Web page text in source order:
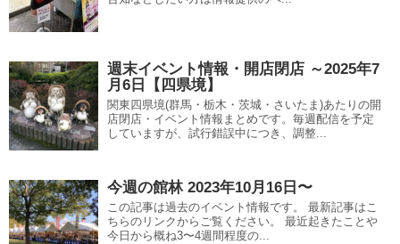
週末イベント情報・開店閉店 ～2025年7
月6日【四県境】
関東四県境(群馬・栃木・茨城・さいたま)あたりの開
店閉店・イベント情報まとめです。毎週配信を予定
していますが、試行錯誤中につき、調整...
今週の館林 2023年10月16日〜
この記事は過去のイベント情報です。 最新記事はこ
ちらのリンクからご覧ください。 最近起きたことや
今日から概ね3〜4週間程度の...